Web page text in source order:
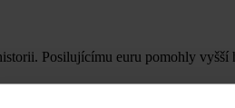
Posilujícímu euru pomohly vyšší